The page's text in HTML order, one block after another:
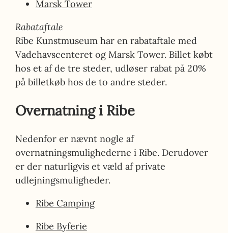
Marsk Tower
Rabataftale
Ribe Kunstmuseum har en rabataftale med
Vadehavscenteret og Marsk Tower. Billet købt
hos et af de tre steder, udløser rabat på 20%
på billetkøb hos de to andre steder.
Overnatning i Ribe
Nedenfor er nævnt nogle af
overnatningsmulighederne i Ribe. Derudover
er der naturligvis et væld af private
udlejningsmuligheder.
Ribe Camping
Ribe Byferie